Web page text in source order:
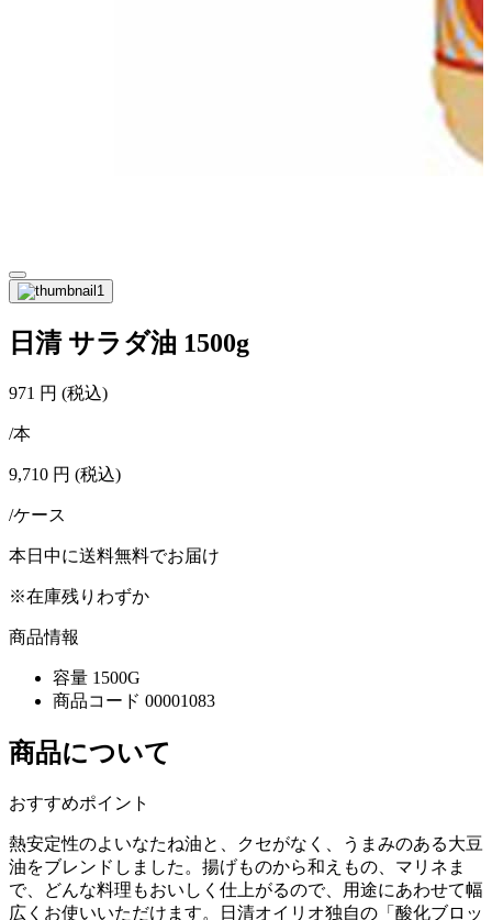
日清 サラダ油 1500g
971 円 (税込)
/本
9,710 円 (税込)
/ケース
本日中に送料無料でお届け
※在庫残りわずか
商品情報
容量 1500G
商品コード 00001083
商品について
おすすめポイント
熱安定性のよいなたね油と、クセがなく、うまみのある大豆
油をブレンドしました。揚げものから和えもの、マリネま
で、どんな料理もおいしく仕上がるので、用途にあわせて幅
広くお使いいただけます。日清オイリオ独自の「酸化ブロッ